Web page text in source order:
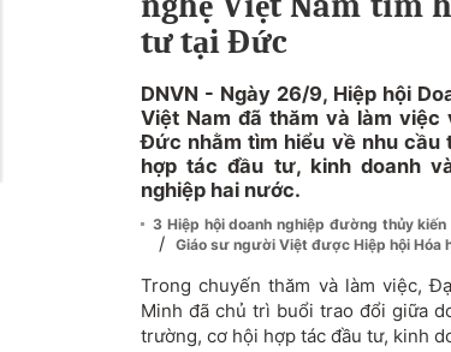
tư tại Đức
DNVN - Ngày 26/9, Hiệp hội
Việt Nam đã thăm và làm việc
Đức nhằm tìm hiểu về nhu
hợp tác đầu tư, kinh doanh
nghiệp hai nước.
3 Hiệp hội doanh nghiệp đường thủy
/ Giáo sư người Việt được Hiệp hội Hóa
Trong chuyến thăm và làm việc,
Minh đã chủ trì buổi trao đổi giữa
trường, cơ hội hợp tác đầu tư, kinh